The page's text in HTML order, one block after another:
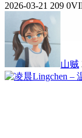
2026-03-21 209 0
山贼